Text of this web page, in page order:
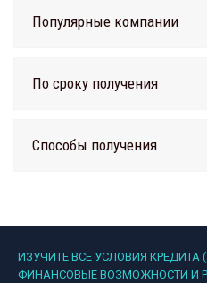
Популярные компании
По сроку получения
Способы получения
ИЗУЧИТЕ ВСЕ УСЛОВИЯ
ФИНАНСОВЫЕ ВОЗМОЖНОСТИ И